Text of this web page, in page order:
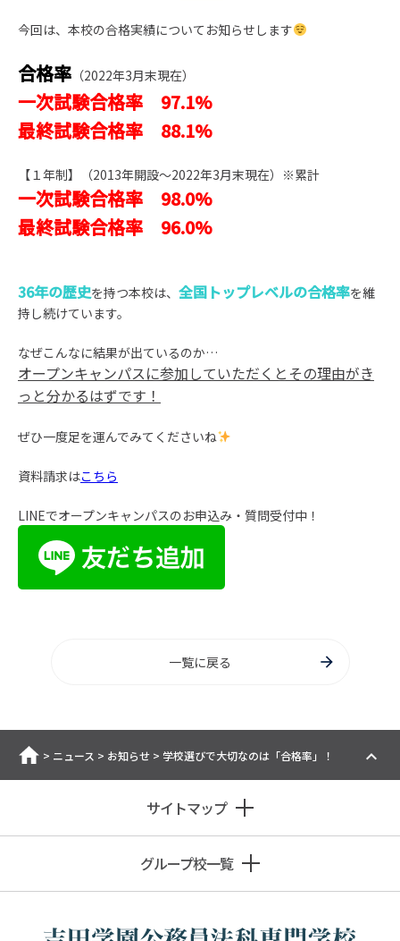
今回は、本校の合格実績についてお知らせします
合格率 （2022年3月末現在）
一次試験合格率 97.1%
最終試験合格率 88.1%
【１年制】（2013年開設～2022年3月末現在）※累計
一次試験合格率 98.0%
最終試験合格率 96.0%
36年の歴史を持つ本校は、 全国トップレベルの合格率を維
持し続けています。
なぜこんなに結果が出ているのか…
オープンキャンパスに参加していただくとその理由がき
っと分かるはずです！
ぜひ一度足を運んでみてくださいね
資料請求はこちら
LINEでオープンキャンパスのお申込み・質問受付中！
一覧に戻る
ホーム
> ニュース > お知らせ > 学校選びで大切なのは「合格率」！
サイトマップ
グループ校一覧